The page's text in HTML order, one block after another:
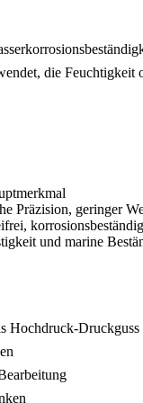
die Feuchtigkeit
Präzision, geringer
korrosionsbeständig
und marine
Hochdruck-